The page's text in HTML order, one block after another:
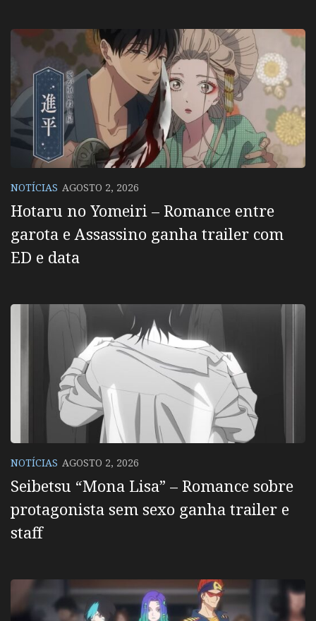
NOTÍCIAS AGOSTO 2, 2026
Hotaru no Yomeiri – Romance entre
garota e Assassino ganha trailer com
ED e data
NOTÍCIAS AGOSTO 2, 2026
Seibetsu “Mona Lisa” – Romance sobre
protagonista sem sexo ganha trailer e
staff